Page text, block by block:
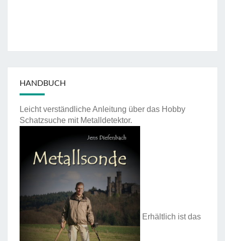
HANDBUCH
Leicht verständliche Anleitung über das Hobby
Schatzsuche mit Metalldetektor.
Erhältlich ist das